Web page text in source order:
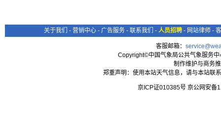
关于我们 - 营销中心 - 广告服务 - 联系我们 - 人员招聘 - 网站律师 -
客服邮箱：
Copyright©中国气象局公共气象服务
制作维护与商务
郑重声明：使用本站天气信息，请与本站联
京ICP证010385号 京公网安备